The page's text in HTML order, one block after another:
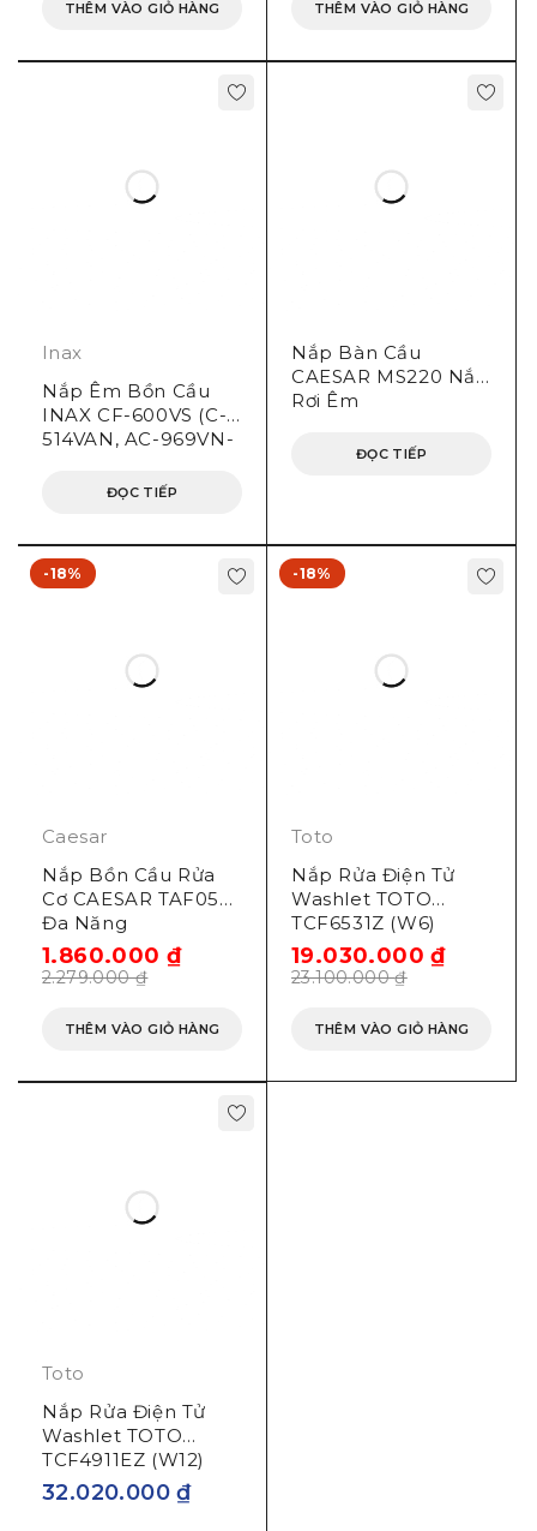
THÊM VÀO GIỎ HÀNG THÊM VÀO GIỎ HÀNG
Inax
Nắp Êm Bồn Cầu
INAX CF-600VS (C-
514VAN, AC-969VN-
ĐỌC TIẾP
Nắp Bàn Cầu
CAESAR MS220 Nắp
Rơi Êm
ĐỌC TIẾP
-18%
Caesar
Nắp Bồn Cầu Rửa
Cơ CAESAR TAF050
Đa Năng
2.279.000₫
1.860.000₫
THÊM VÀO GIỎ HÀNG
-18%
Toto
Nắp Rửa Điện Tử
Washlet TOTO
TCF6531Z (W6)
23.100.000₫
19.030.000₫
THÊM VÀO GIỎ HÀNG
Toto
Nắp Rửa Điện Tử
Washlet TOTO
TCF4911EZ (W12)
32.020.000₫